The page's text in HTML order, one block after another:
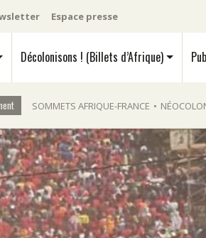
Espace presse
Décolonisons ! (Billets d’Afrique)
SOMMETS AFRIQUE-FRANCE •